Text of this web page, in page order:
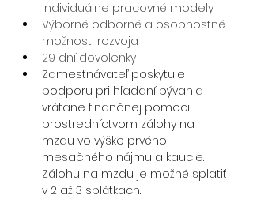
individuálne pracovné modely
Výborné odborné a osobnostné
možnosti rozvoja
29 dní dovolenky
Zamestnávateľ poskytuje
podporu pri hľadaní bývania
vrátane finančnej pomoci
prostredníctvom zálohy na
mzdu vo výške prvého
mesačného nájmu a kaucie.
Zálohu na mzdu je možné splatiť
v 2 až 3 splátkach.